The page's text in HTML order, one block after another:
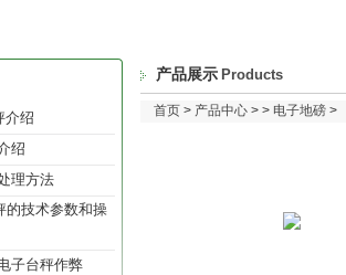
介绍
绍
理方法
的技术参数和操
子台秤作弊
产品展示 Products
首页 > 产品中心 > > 电子地磅 >